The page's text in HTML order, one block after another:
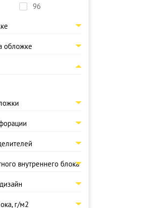
96
обложке
внутреннего блока
г/м2